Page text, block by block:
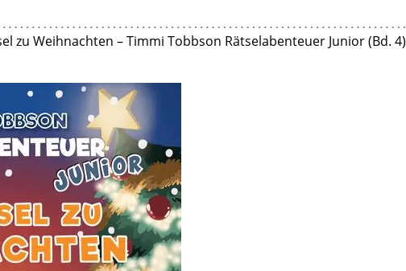
zu Weihnachten – Timmi Tobbson Rätselabenteuer Junior (Bd. 4)